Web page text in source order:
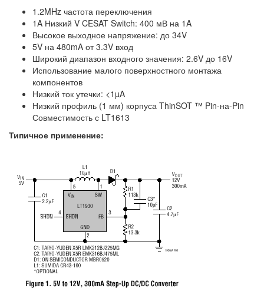
1.2MHz частота переключения
1A Низкий V CESAT Switch: 400 мВ на 1A
Высокое выходное напряжение: до 34V
5V на 480mA от 3.3V вход
Широкий диапазон входного значения: 2.6V до 16V
Использование малого поверхностного монтажа
компонентов
Низкий ток утечки: <1µA
Низкий профиль (1 мм) корпуса ThinSOT ™ Pin-на-Pin
Совместимость с LT1613
Типичное применение: